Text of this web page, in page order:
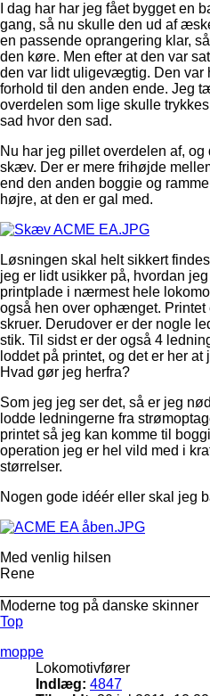
I dag har har jeg fået bygget en
gang, så nu skulle den ud af
en passende oprangering klar,
den køre. Men efter at den var
den var lidt uligevægtig. Den var
forhold til den anden ende. Jeg
overdelen som lige skulle
sad hvor den sad.
Nu har jeg pillet overdelen af,
skæv. Der er mere frihøjde
end den anden boggie og
højre, at den er gal med.
Løsningen skal helt sikkert
jeg er lidt usikker på, hvordan
printplade i nærmest hele
også hen over ophænget. Printet
skruer. Derudover er der nogle
stik. Til sidst er der også 4
loddet på printet, og det er her at
Hvad gør jeg herfra?
Som jeg jeg ser det, så er jeg
lodde ledningerne fra
printet så jeg kan komme til
operation jeg er hel vild med i
størrelser.
Nogen gode idéér eller skal jeg
Med venlig hilsen
Rene
Moderne tog på danske skinner
Top
moppe
Lokomotivfører
Indlæg: 4847